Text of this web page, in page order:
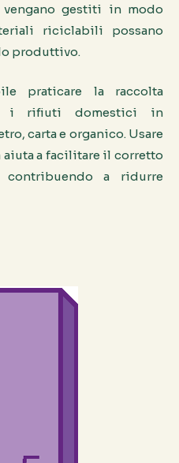
gestiti in modo
riciclabili possano
produttivo.
praticare la raccolta
i rifiuti domestici in
carta e organico. Usare
a facilitare il corretto
a ridurre